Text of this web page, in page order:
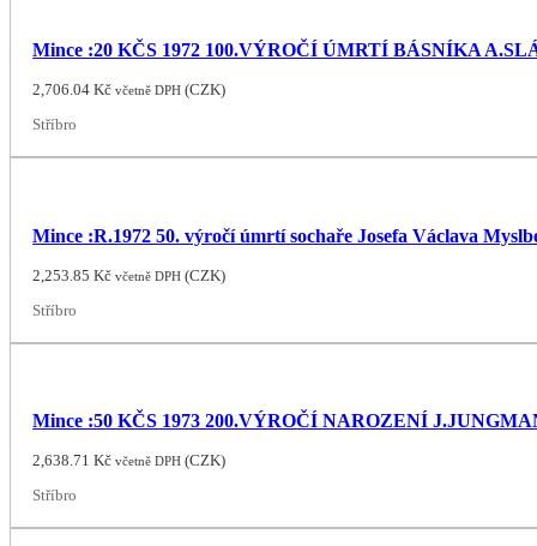
Mince :20 KČS 1972 100.VÝROČÍ ÚMRTÍ BÁSNÍKA
2,706.04Kč včetně DPH (CZK)
Stříbro
Mince :R.1972 50. výročí úmrtí sochaře Josefa Václava
2,253.85Kč včetně DPH (CZK)
Stříbro
Mince :50 KČS 1973 200.VÝROČÍ NAROZENÍ
2,638.71Kč včetně DPH (CZK)
Stříbro